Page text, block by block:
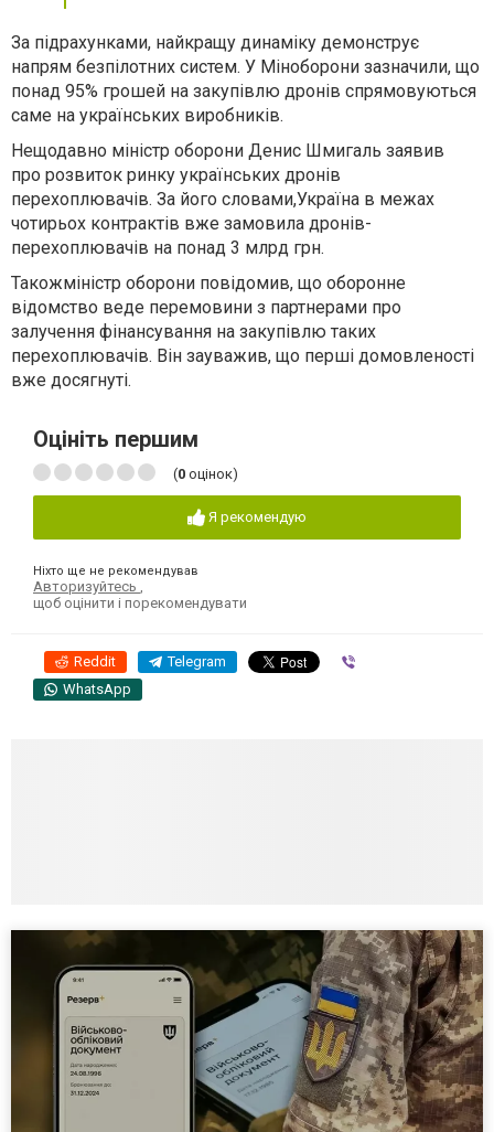
За підрахунками, найкращу динаміку демонструє
напрям безпілотних систем. У Міноборони зазначили, що
понад 95% грошей на закупівлю дронів спрямовуються
саме на українських виробників.
Нещодавно міністр оборони Денис Шмигаль заявив
про розвиток ринку українських дронів
перехоплювачів. За його словами,Україна в межах
чотирьох контрактів вже замовила дронів-
перехоплювачів на понад 3 млрд грн.
Такожміністр оборони повідомив, що оборонне
відомство веде перемовини з партнерами про
залучення фінансування на закупівлю таких
перехоплювачів. Він зауважив, що перші домовленості
вже досягнуті.
Оцініть першим
(0 оцінок)
Я рекомендую
Ніхто ще не рекомендував
Авторизуйтесь ,
щоб оцінити і порекомендувати
Reddit Telegram
WhatsApp